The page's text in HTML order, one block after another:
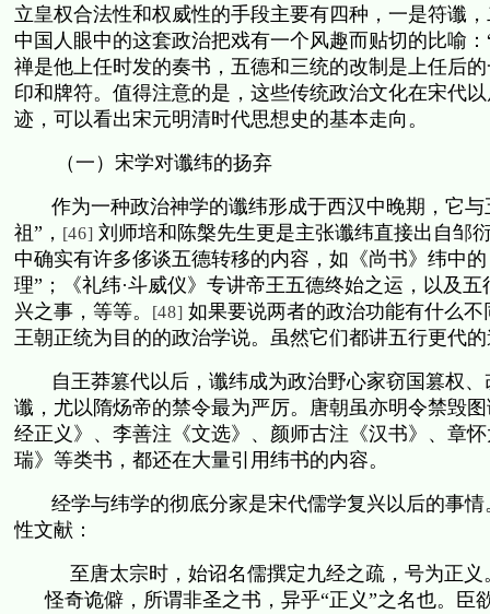
立皇权合法性和权威性的手段主要有四种，一是符谶
中国人眼中的这套政治把戏有一个风趣而贴切的比喻
禅是他上任时发的奏书，五德和三统的改制是上任后
印和牌符。值得注意的是，这些传统政治文化在宋代
迹，可以看出宋元明清时代思想史的基本走向。
（一）宋学对谶纬的扬弃
作为一种政治神学的谶纬形成于西汉中晚期，它
祖”， [46] 刘师培和陈槃先生更是主张谶纬直接出自邹
中确实有许多侈谈五德转移的内容，如《尚书》纬中
理”；《礼纬·斗威仪》专讲帝王五德终始之运，以及
兴之事，等等。
[48] 如果要说两者的政治功能有什么
王朝正统为目的的政治学说。虽然它们都讲五行更代
自王莽篡代以后，谶纬成为政治野心家窃国篡权
谶，尤以隋炀帝的禁令最为严厉。唐朝虽亦明令禁毁
经正义》、李善注《文选》、颜师古注《汉书》、章
瑞》等类书，都还在大量引用纬书的内容。
经学与纬学的彻底分家是宋代儒学复兴以后的事
性文献：
至唐太宗时，始诏名儒撰定九经之疏，号为正
怪奇诡僻，所谓非圣之书，异乎“正义”之名也。